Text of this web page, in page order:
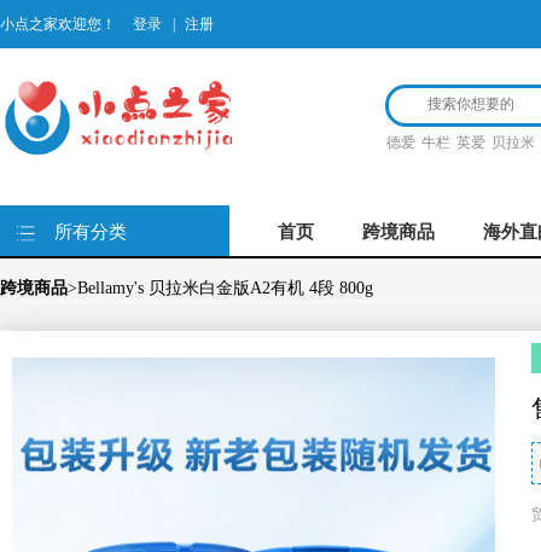
小点之家欢迎您！ 登录 注册
德爱 牛栏 英爱 贝拉米
所有分类 首页 跨境商品 海外直
跨境商品>Bellamy's 贝拉米白金版A2有机 4段 800g